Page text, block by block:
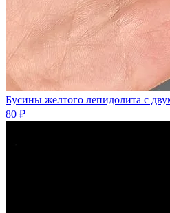
Бусины желтого лепидолита с
80 ₽